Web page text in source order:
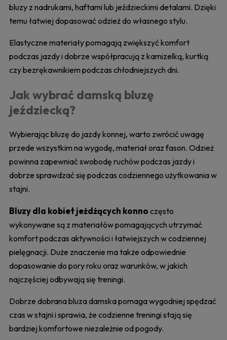
bluzy z nadrukami, haftami lub jeździeckimi detalami. Dzięki
temu łatwiej dopasować odzież do własnego stylu.
Elastyczne materiały pomagają zwiększyć komfort
podczas jazdy i dobrze współpracują z kamizelką, kurtką
czy bezrękawnikiem podczas chłodniejszych dni.
Jak wybrać damską bluzę
jeździecką?
Wybierając bluzę do jazdy konnej, warto zwrócić uwagę
przede wszystkim na wygodę, materiał oraz fason. Odzież
powinna zapewniać swobodę ruchów podczas jazdy i
dobrze sprawdzać się podczas codziennego użytkowania w
stajni.
Bluzy dla kobiet jeżdżących konno często
wykonywane są z materiałów pomagających utrzymać
komfort podczas aktywności i łatwiejszych w codziennej
pielęgnacji. Duże znaczenie ma także odpowiednie
dopasowanie do pory roku oraz warunków, w jakich
najczęściej odbywają się treningi.
Dobrze dobrana bluza damska pomaga wygodniej spędzać
czas w stajni i sprawia, że codzienne treningi stają się
bardziej komfortowe niezależnie od pogody.